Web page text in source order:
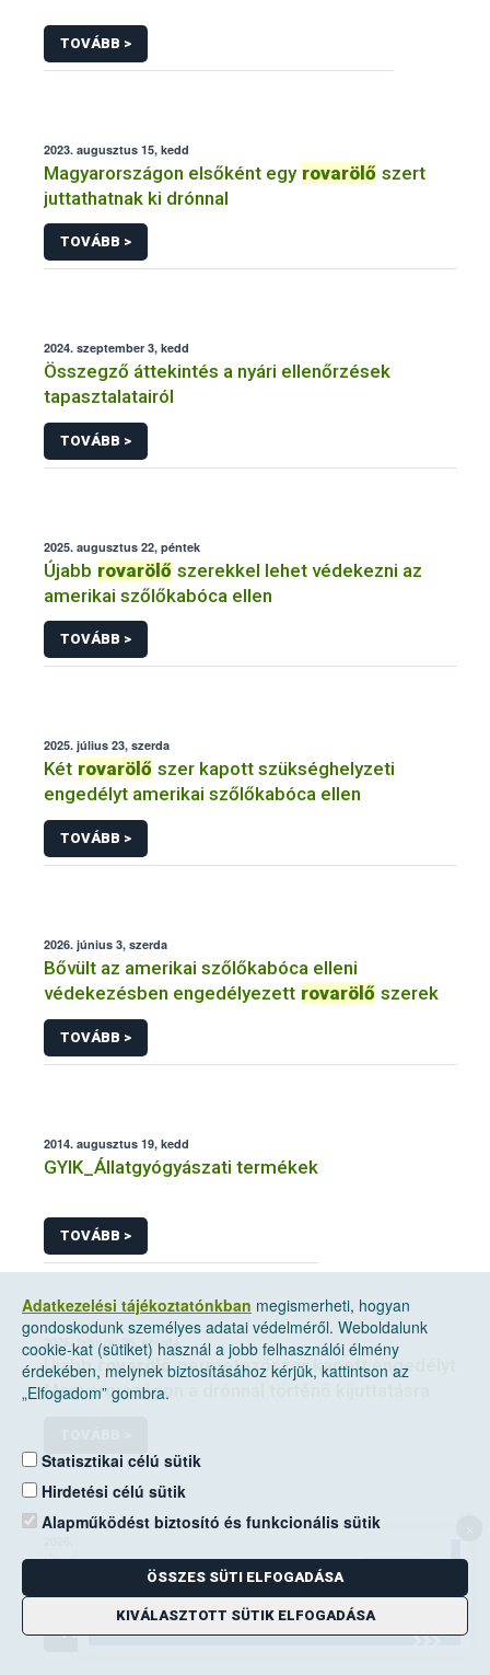
TOVÁBB >
2023. augusztus 15, kedd
Magyarországon elsőként egy rovarölő szert
juttathatnak ki drónnal
TOVÁBB >
2024. szeptember 3, kedd
Összegző áttekintés a nyári ellenőrzések
tapasztalatairól
TOVÁBB >
2025. augusztus 22, péntek
Újabb rovarölő szerekkel lehet védekezni az
amerikai szőlőkabóca ellen
TOVÁBB >
2025. július 23, szerda
Két rovarölő szer kapott szükséghelyzeti
engedélyt amerikai szőlőkabóca ellen
TOVÁBB >
2026. június 3, szerda
Bővült az amerikai szőlőkabóca elleni
védekezésben engedélyezett rovarölő szerek
TOVÁBB >
2014. augusztus 19, kedd
GYIK_Állatgyógyászati termékek
TOVÁBB >
2025. február 26, szerda
Újabb rovarölőpermetezőszer kapott engedélyt
Magyarországon a drónnal történő kijuttatásra
Újabbrovarölőszerek kaptak engedélyt az
amerikai szőlőkabóca elleni védekezésben
TOVÁBB >
Adatkezelési tájékoztatónkban megismerheti, hogyan
gondoskodunk személyes adatai védelméről. Weboldalunk
cookie-kat (sütiket) használ a jobb felhasználói élmény
érdekében, melynek biztosításához kérjük, kattintson az
„Elfogadom” gombra.
Statisztikai célú sütik
Hirdetési célú sütik
Alapműködést biztosító és funkcionális sütik
ÖSSZES SÜTI ELFOGADÁSA
KIVÁLASZTOTT SÜTIK ELFOGADÁSA